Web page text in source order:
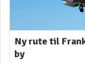
Ny rute til
by